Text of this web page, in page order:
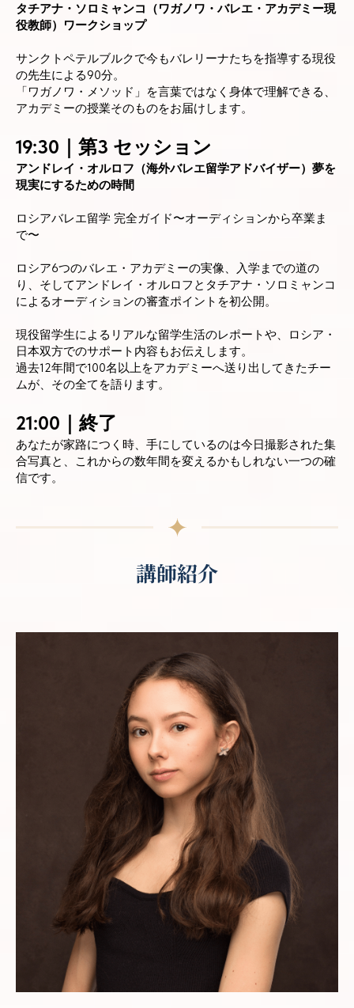
タチアナ・ソロミャンコ（ワガノワ・バレエ・アカデミー現
役教師）ワークショップ
サンクトペテルブルクで今もバレリーナたちを指導する現役
の先生による90分。
「ワガノワ・メソッド」を言葉ではなく身体で理解できる、
アカデミーの授業そのものをお届けします。
19:30｜第3 セッション
アンドレイ・オルロフ（海外バレエ留学アドバイザー）夢を
現実にするための時間
ロシアバレエ留学 完全ガイド〜オーディションから卒業ま
で〜
ロシア6つのバレエ・アカデミーの実像、入学までの道の
り、そしてアンドレイ・オルロフとタチアナ・ソロミャンコ
によるオーディションの審査ポイントを初公開。
現役留学生によるリアルな留学生活のレポートや、ロシア・
日本双方でのサポート内容もお伝えします。
過去12年間で100名以上をアカデミーへ送り出してきたチー
ムが、その全てを語ります。
21:00｜終了
あなたが家路につく時、手にしているのは今日撮影された集
合写真と、これからの数年間を変えるかもしれない一つの確
信です。
講師紹介